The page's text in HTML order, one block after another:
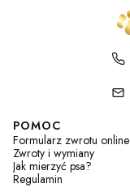
Linki w stopce
POMOC
Formularz zwrotu online
Zwroty i wymiany
Jak mierzyć psa?
Regulamin